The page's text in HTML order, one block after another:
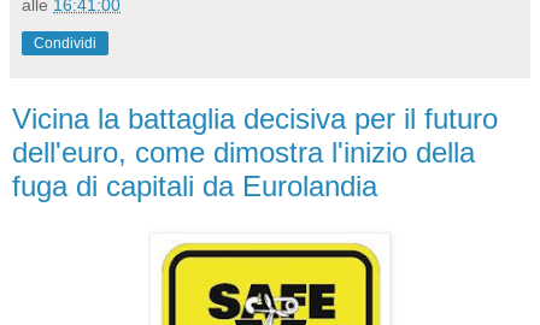
alle 16:41:00
Condividi
Vicina la battaglia decisiva per il futuro
dell'euro, come dimostra l'inizio della
fuga di capitali da Eurolandia